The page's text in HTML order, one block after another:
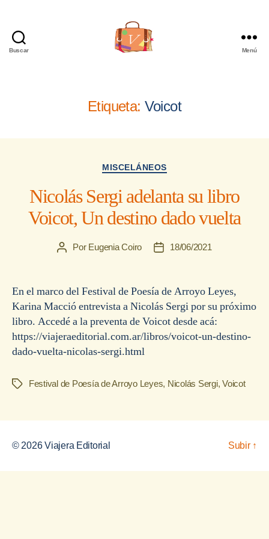
Buscar Menú
Etiqueta: Voicot
Categorías
MISCELÁNEOS
Nicolás Sergi adelanta su libro
Voicot, Un destino dado vuelta
Autor
entrada
Por Eugenia Coiro
Fecha
entrada
18/06/2021
En el marco del Festival de Poesía de Arroyo Leyes,
Karina Macció entrevista a Nicolás Sergi por su próximo
libro. Accedé a la preventa de Voicot desde acá:
https://viajeraeditorial.com.ar/libros/voicot-un-destino-
dado-vuelta-nicolas-sergi.html
EtiquetasFestival de Poesía de Arroyo Leyes, Nicolás Sergi,Voicot
© 2026Viajera Editorial Subir ↑